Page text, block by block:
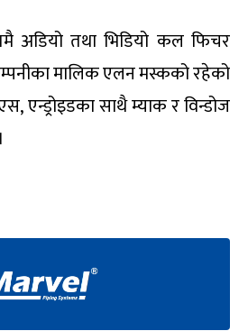
अडियो तथा भिडियो कल फिचर
मालिक एलन मस्कको रहेको
साथै म्याक र विन्डोज